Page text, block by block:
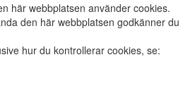
här webbplatsen använder cookies.
den här webbplatsen godkänner du
hur du kontrollerar cookies, se: